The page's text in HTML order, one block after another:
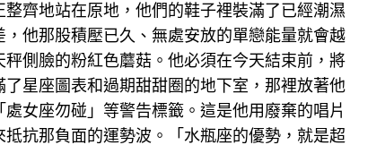
齊地站在原地，他們的鞋子裡裝滿了已經潮濕
他那股積壓已久、無處安放的單戀能量就會越
側臉的粉紅色蘑菇。他必須在今天結束前，將
星座圖表和過期甜甜圈的地下室，那裡放著他
女座勿碰」等警告標籤。這是他用廢棄的唱片
抗那負面的運勢波。「水瓶座的優勢，就是超